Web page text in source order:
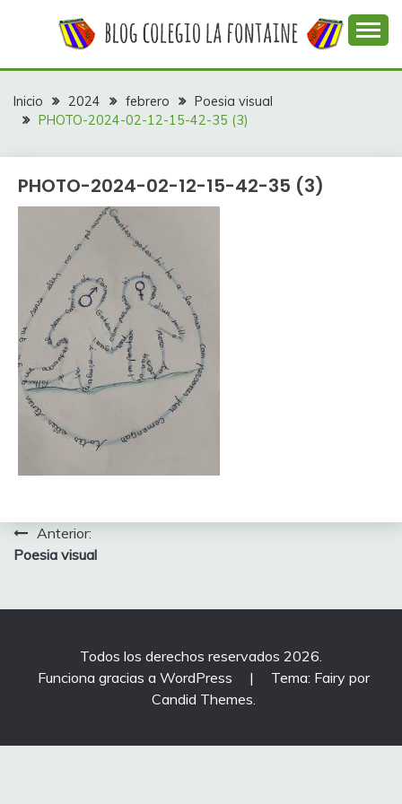
COLEGIO LA
FONTAINE
colegio La Fontaine
Inicio 2024 febrero
Poesia visual
PHOTO-2024-02-12-15-42-35 (3)
PHOTO-2024-02-12-15-42-35 (3)
Navegación
de
entradas
Anterior:
Poesia visual
Todos los derechos reservados 2026.
Funciona gracias a WordPress
|
Tema: Fairy por
Candid Themes